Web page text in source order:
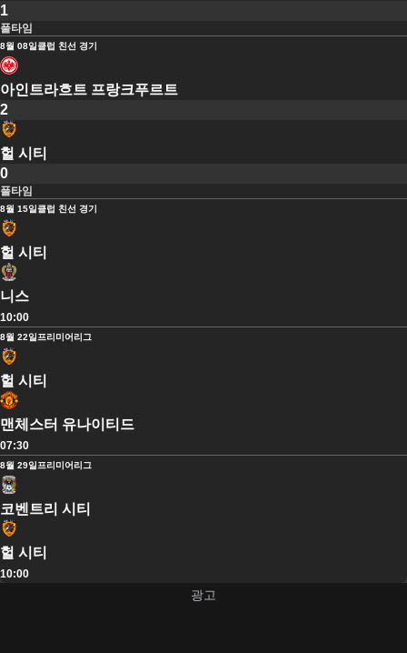
1
풀타임
8월 08일클럽 친선 경기
아인트라흐트 프랑크푸르트
2
헐 시티
0
풀타임
8월 15일클럽 친선 경기
헐 시티
니스
10:00
8월 22일프리미어리그
헐 시티
맨체스터 유나이티드
07:30
8월 29일프리미어리그
코벤트리 시티
헐 시티
10:00